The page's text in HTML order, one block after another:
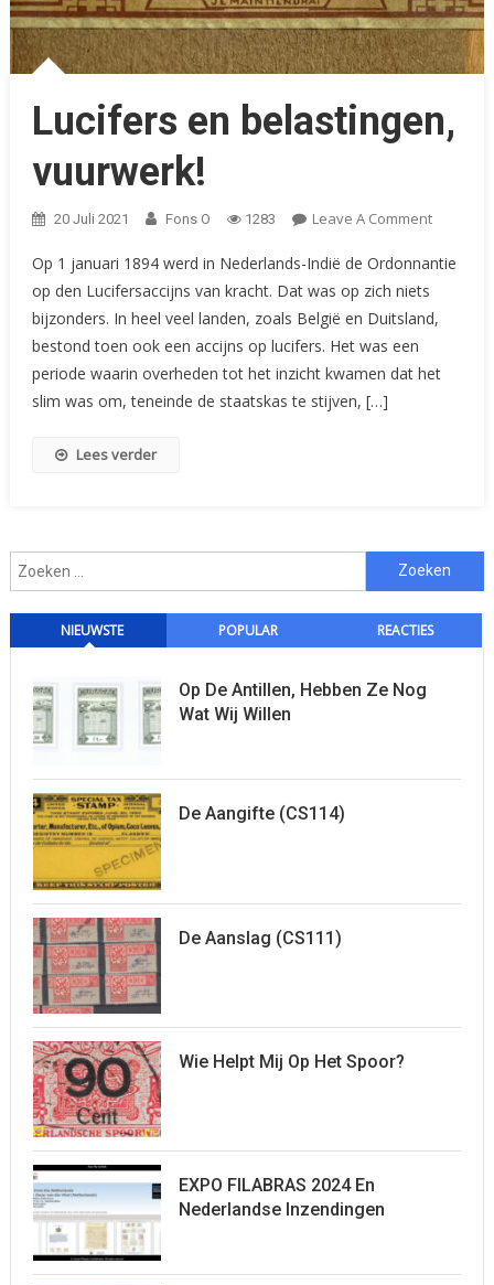
Lucifers en belastingen,
vuurwerk!
20 Juli 2021 Fons O 1283 Leave A CommentOn
En
Op 1 januari 1894 werd in Nederlands-Indië de Ordonnantie
op den Lucifersaccijns van kracht. Dat was op zich niets
bijzonders. In heel veel landen, zoals België en Duitsland,
bestond toen ook een accijns op lucifers. Het was een
periode waarin overheden tot het inzicht kwamen dat het
slim was om, teneinde de staatskas te stijven, […]
Lees verder
Zoeken
naar:
NIEUWSTE POPULAR REACTIES
Op De Antillen, Hebben Ze Nog
Wat Wij Willen
De Aangifte (CS114)
De Aanslag (CS111)
Wie Helpt Mij Op Het Spoor?
EXPO FILABRAS 2024 En
Nederlandse Inzendingen